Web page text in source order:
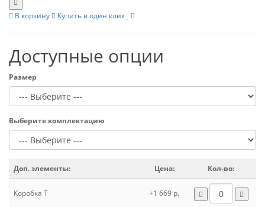
В корзину Купить в один клик
Доступные опции
Размер
Выберите комплектацию
Доп. элементы: Цена: Кол-во:
Коробка Т +1 669 р.